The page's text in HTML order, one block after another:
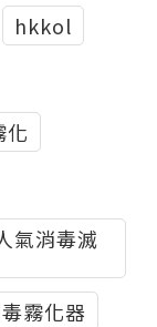
hkkol
化
氣消毒滅
霧化器